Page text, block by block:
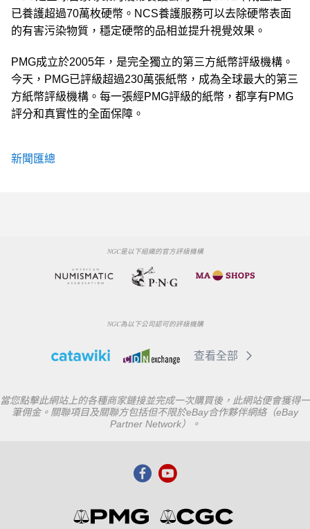
已養護超過70萬枚硬幣。NCS養護服務可以去除硬幣表面
的有害污染物質，穩定硬幣的品相並提升視覺效果。
PMG成立於2005年，是完全獨立的第三方紙幣評級機構。
今天，PMG已評級超過230萬張紙幣，成為全球最大的第三
方紙幣評級機構。每一張經PMG評級的紙幣，都享有PMG
評分和真實性的全面保障。
新聞匯總
NGC是以下組織的官方評級機構
NGC為以下公司認可的評級機購
查看全部
當您點擊此網站上的各種商家鏈接並完成一次購買後，此網站便會獲得一
筆佣金。關聯項目及關聯方包括但不限於eBay合作夥伴網絡（eBay
Partner Network）。